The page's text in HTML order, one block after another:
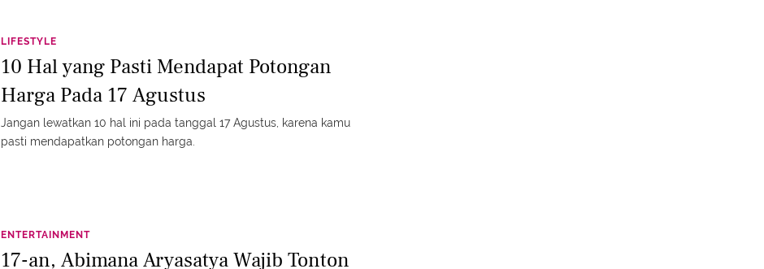
LIFESTYLE
10 Hal yang Pasti Mendapat Potongan
Harga Pada 17 Agustus
Jangan lewatkan 10 hal ini pada tanggal 17 Agustus, karena kamu
pasti mendapatkan potongan harga.
ENTERTAINMENT
17-an, Abimana Aryasatya Wajib Tonton